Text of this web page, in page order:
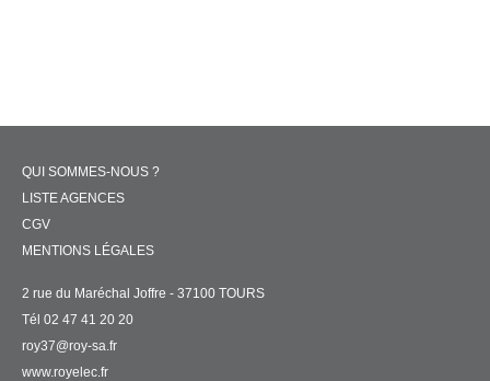
QUI SOMMES-NOUS ?
LISTE AGENCES
CGV
MENTIONS LÉGALES
2 rue du Maréchal Joffre - 37100 TOURS
Tél 02 47 41 20 20
roy37@roy-sa.fr
www.royelec.fr